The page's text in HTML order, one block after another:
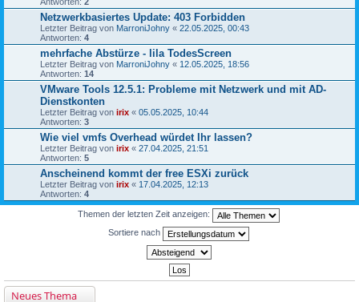
Netzwerkbasiertes Update: 403 Forbidden
Letzter Beitrag von MarroniJohny « 22.05.2025, 00:43
Antworten: 4
mehrfache Abstürze - lila TodesScreen
Letzter Beitrag von MarroniJohny « 12.05.2025, 18:56
Antworten: 14
VMware Tools 12.5.1: Probleme mit Netzwerk und mit AD-
Dienstkonten
Letzter Beitrag von irix « 05.05.2025, 10:44
Antworten: 3
Wie viel vmfs Overhead würdet Ihr lassen?
Letzter Beitrag von irix « 27.04.2025, 21:51
Antworten: 5
Anscheinend kommt der free ESXi zurück
Letzter Beitrag von irix « 17.04.2025, 12:13
Antworten: 4
Themen der letzten Zeit anzeigen:
Sortiere nach
Neues Thema